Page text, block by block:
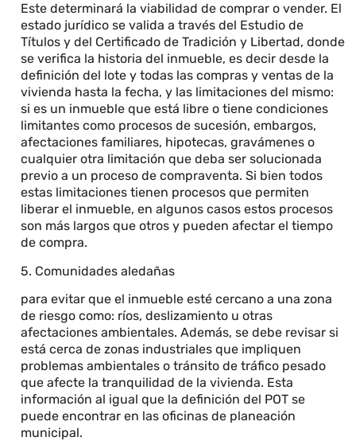
Este determinará la viabilidad de comprar o vender. El
estado jurídico se valida a través del Estudio de
Títulos y del Certificado de Tradición y Libertad, donde
se verifica la historia del inmueble, es decir desde la
definición del lote y todas las compras y ventas de la
vivienda hasta la fecha, y las limitaciones del mismo:
si es un inmueble que está libre o tiene condiciones
limitantes como procesos de sucesión, embargos,
afectaciones familiares, hipotecas, gravámenes o
cualquier otra limitación que deba ser solucionada
previo a un proceso de compraventa. Si bien todos
estas limitaciones tienen procesos que permiten
liberar el inmueble, en algunos casos estos procesos
son más largos que otros y pueden afectar el tiempo
de compra.
5. Comunidades aledañas
para evitar que el inmueble esté cercano a una zona
de riesgo como: ríos, deslizamiento u otras
afectaciones ambientales. Además, se debe revisar si
está cerca de zonas industriales que impliquen
problemas ambientales o tránsito de tráfico pesado
que afecte la tranquilidad de la vivienda. Esta
información al igual que la definición del POT se
puede encontrar en las oficinas de planeación
municipal.